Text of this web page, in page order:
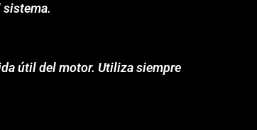
sistema.
útil del motor. Utiliza siempre